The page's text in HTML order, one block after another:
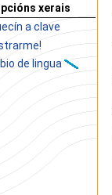
xerais
a clave
de lingua